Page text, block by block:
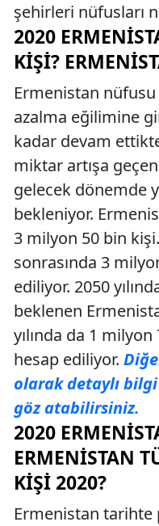
şehirleri nüfusları
2020
KIŞI?
Ermenistan nüfusu
azalma eğilimine
kadar devam
miktar artışa
gelecek dönemde
bekleniyor.
3 milyon 50 bin kişi.
sonrasında 3
ediliyor. 2050
beklenen
yılında da 1
hesap ediliyor.
olarak detaylı
göz atabilirsiniz.
2020
ERMENISTAN
KIŞI 2020?
Ermenistan tarihte